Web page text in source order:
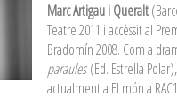
Marc Artigau i Queralt
Teatre 2011 i accèssit al
Bradomín 2008. Com a
paraules(Ed. Estrella Polar),
actualment a El món a